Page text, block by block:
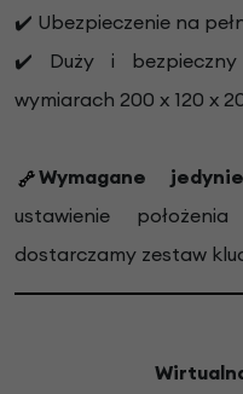
✔️ Ubezpieczenie na
✔️ Duży i
wymiarach 200 x 120 x
Wymagane
ustawienie
dostarczamy zestaw